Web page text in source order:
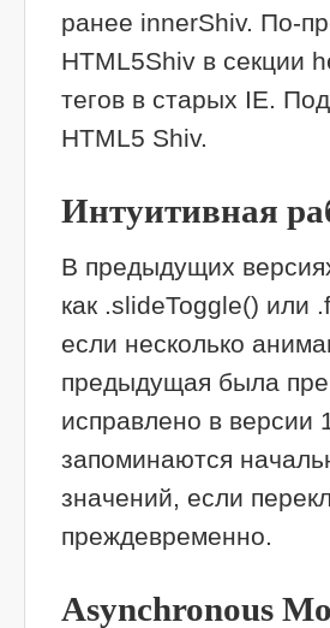
ранее innerShiv. По-
HTML5Shiv в секции
тегов в старых IE.
HTML5 Shiv.
Интуитивная
В предыдущих
как .slideToggle() или
если несколько
предыдущая была
исправлено в версии
запоминаются
значений, если
преждевременно.
Asynchronous